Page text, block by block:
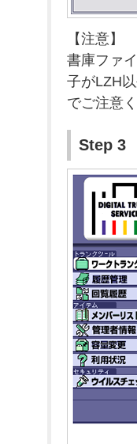
【注意】
書庫ファ
子がLZH
でご注意
Step 3